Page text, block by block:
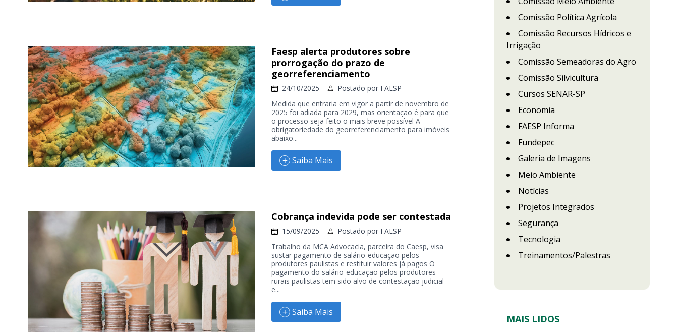
Faesp alerta produtores sobre
prorrogação do prazo de
georreferenciamento
24/10/2025 Postado por FAESP
Medida que entraria em vigor a partir de novembro de
2025 foi adiada para 2029, mas orientação é para que
o processo seja feito o mais breve possível A
obrigatoriedade do georreferenciamento para imóveis
abaixo...
Saiba Mais
Cobrança indevida pode ser contestada
15/09/2025 Postado por FAESP
Trabalho da MCA Advocacia, parceira do Caesp, visa
sustar pagamento de salário-educação pelos
produtores paulistas e restituir valores já pagos O
pagamento do salário-educação pelos produtores
rurais paulistas tem sido alvo de contestação judicial
e...
Saiba Mais
Comissão Política Agrícola
Comissão Recursos Hídricos e
Irrigação
Comissão Semeadoras do Agro
Comissão Silvicultura
Cursos SENAR-SP
Economia
FAESP Informa
Fundepec
Galeria de Imagens
Meio Ambiente
Notícias
Projetos Integrados
Segurança
Tecnologia
Treinamentos/Palestras
MAIS LIDOS